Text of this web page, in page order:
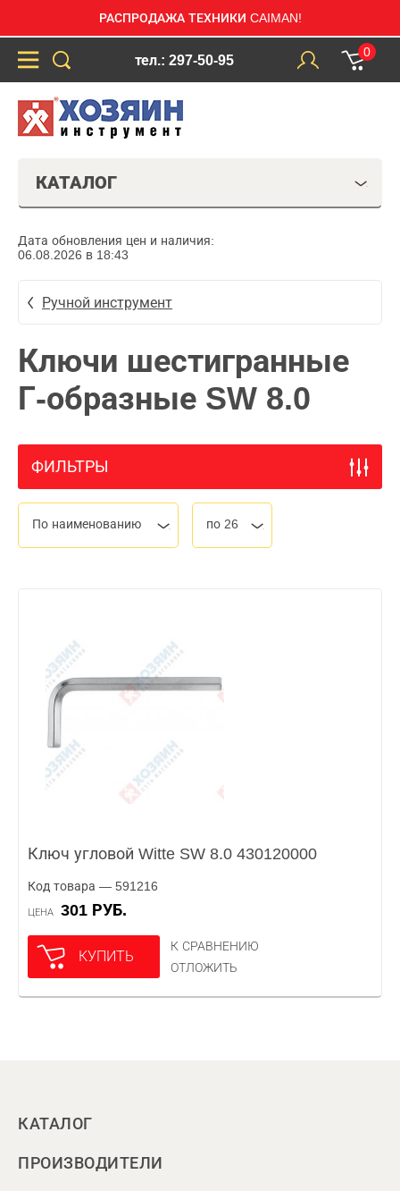
РАСПРОДАЖА ТЕХНИКИ CAIMAN!
тел.: 297-50-95
0
КАТАЛОГ
Дата обновления цен и наличия:
06.08.2026 в 18:43
Ручной инструмент
Ключи шестигранные
Г-образные SW 8.0
ФИЛЬТРЫ
По наименованию по 26
Ключ угловой Witte SW 8.0 430120000
Код товара — 591216
ЦЕНА 301 РУБ.
КУПИТЬ
К СРАВНЕНИЮ
ОТЛОЖИТЬ
КАТАЛОГ
ПРОИЗВОДИТЕЛИ